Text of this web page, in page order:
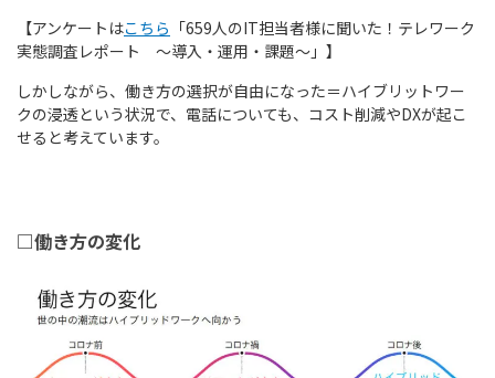
【アンケートはこちら 「659人のIT担当者様に聞いた！テレワーク
実態調査レポート ～導入・運用・課題～」】
しかしながら、働き方の選択が自由になった＝ハイブリットワー
クの浸透という状況で、電話についても、コスト削減やDXが起こ
せると考えています。
□働き方の変化